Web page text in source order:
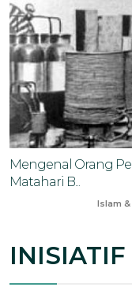
Mengenal Orang
Matahari B...
Islam
INISIATIF